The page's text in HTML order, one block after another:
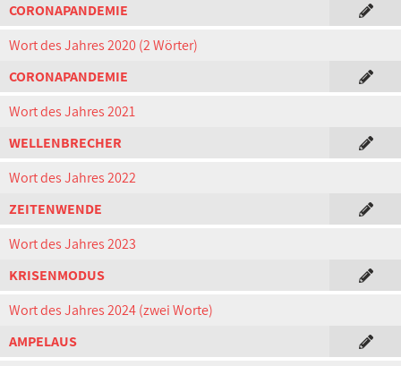
CORONAPANDEMIE
Wort des Jahres 2020 (2 Wörter)
CORONAPANDEMIE
Wort des Jahres 2021
WELLENBRECHER
Wort des Jahres 2022
ZEITENWENDE
Wort des Jahres 2023
KRISENMODUS
Wort des Jahres 2024 (zwei Worte)
AMPELAUS